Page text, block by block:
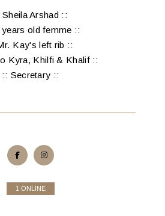
Sheila Arshad ::
old femme ::
Kay's left rib ::
Kyra, Khilfi & Khalif ::
:: Secretary ::
1 ONLINE